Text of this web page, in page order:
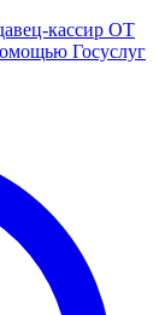
кассир ОТ
Госуслуг